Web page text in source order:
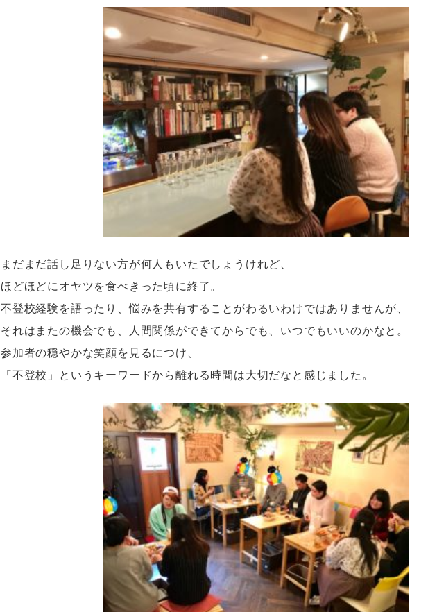
まだまだ話し足りない方が何人もいたでしょうけれど、
ほどほどにオヤツを食べきった頃に終了。
不登校経験を語ったり、悩みを共有することがわるいわけではありませんが、
それはまたの機会でも、人間関係ができてからでも、いつでもいいのかなと。
参加者の穏やかな笑顔を見るにつけ、
「不登校」というキーワードから離れる時間は大切だなと感じました。